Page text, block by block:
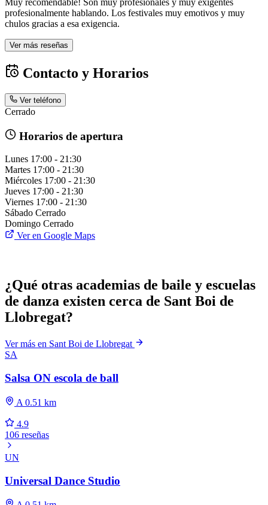
Muy recomendable! Son muy profesionales y muy exigentes
profesionalmente hablando. Los festivales muy emotivos y muy
chulos gracias a esa exigencia.
Ver más reseñas
Contacto y Horarios
Ver teléfono
Cerrado
Horarios de apertura
Lunes 17:00 - 21:30
Martes 17:00 - 21:30
Miércoles 17:00 - 21:30
Jueves 17:00 - 21:30
Viernes 17:00 - 21:30
Sábado Cerrado
Domingo Cerrado
Ver en Google Maps
¿Qué otras academias de baile y escuelas
de danza existen cerca de Sant Boi de
Llobregat?
Ver más en Sant Boi de Llobregat
SA
Salsa ON escola de ball
A 0.51 km
4.9
106 reseñas
UN
Universal Dance Studio